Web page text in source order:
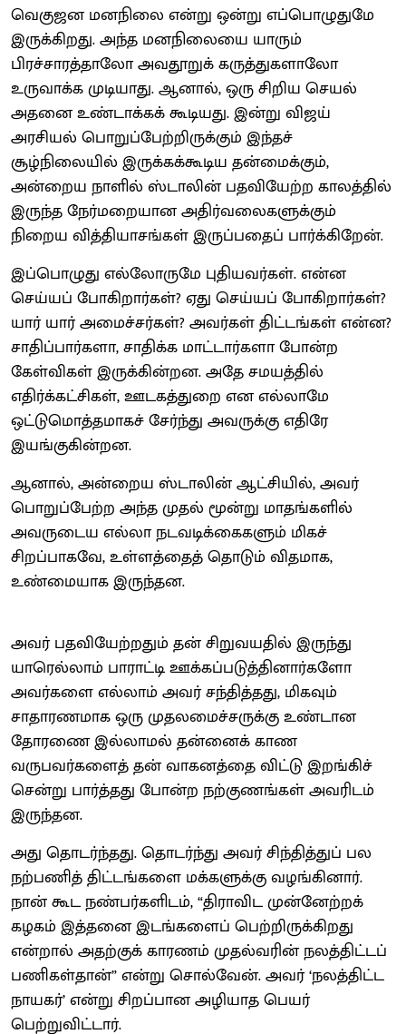
வெகுஜன மனநிலை என்று ஒன்று எப்பொழுதுமே
இருக்கிறது. அந்த மனநிலையை யாரும்
பிரச்சாரத்தாலோ அவதூறுக் கருத்துகளாலோ
உருவாக்க முடியாது. ஆனால், ஒரு சிறிய செயல்
அதனை உண்டாக்கக் கூடியது. இன்று விஜய்
அரசியல் பொறுப்பேற்றிருக்கும் இந்தச்
சூழ்நிலையில் இருக்கக்கூடிய தன்மைக்கும்,
அன்றைய நாளில் ஸ்டாலின் பதவியேற்ற காலத்தில்
இருந்த நேர்மறையான அதிர்வலைகளுக்கும்
நிறைய வித்தியாசங்கள் இருப்பதைப் பார்க்கிறேன்.
இப்பொழுது எல்லோருமே புதியவர்கள். என்ன
செய்யப் போகிறார்கள்? ஏது செய்யப் போகிறார்கள்?
யார் யார் அமைச்சர்கள்? அவர்கள் திட்டங்கள் என்ன?
சாதிப்பார்களா, சாதிக்க மாட்டார்களா போன்ற
கேள்விகள் இருக்கின்றன. அதே சமயத்தில்
எதிர்க்கட்சிகள், ஊடகத்துறை என எல்லாமே
ஒட்டுமொத்தமாகச் சேர்ந்து அவருக்கு எதிரே
இயங்குகின்றன.
ஆனால், அன்றைய ஸ்டாலின் ஆட்சியில், அவர்
பொறுப்பேற்ற அந்த முதல் மூன்று மாதங்களில்
அவருடைய எல்லா நடவடிக்கைகளும் மிகச்
சிறப்பாகவே, உள்ளத்தைத் தொடும் விதமாக,
உண்மையாக இருந்தன.
அவர் பதவியேற்றதும் தன் சிறுவயதில் இருந்து
யாரெல்லாம் பாராட்டி ஊக்கப்படுத்தினார்களோ
அவர்களை எல்லாம் அவர் சந்தித்தது, மிகவும்
சாதாரணமாக ஒரு முதலமைச்சருக்கு உண்டான
தோரணை இல்லாமல் தன்னைக் காண
வருபவர்களைத் தன் வாகனத்தை விட்டு இறங்கிச்
சென்று பார்த்தது போன்ற நற்குணங்கள் அவரிடம்
இருந்தன.
அது தொடர்ந்தது. தொடர்ந்து அவர் சிந்தித்துப் பல
நற்பணித் திட்டங்களை மக்களுக்கு வழங்கினார்.
நான் கூட நண்பர்களிடம், “திராவிட முன்னேற்றக்
கழகம் இத்தனை இடங்களைப் பெற்றிருக்கிறது
என்றால் அதற்குக் காரணம் முதல்வரின் நலத்திட்டப்
பணிகள்தான்” என்று சொல்வேன். அவர் ‘நலத்திட்ட
நாயகர்’ என்று சிறப்பான அழியாத பெயர்
பெற்றுவிட்டார்.